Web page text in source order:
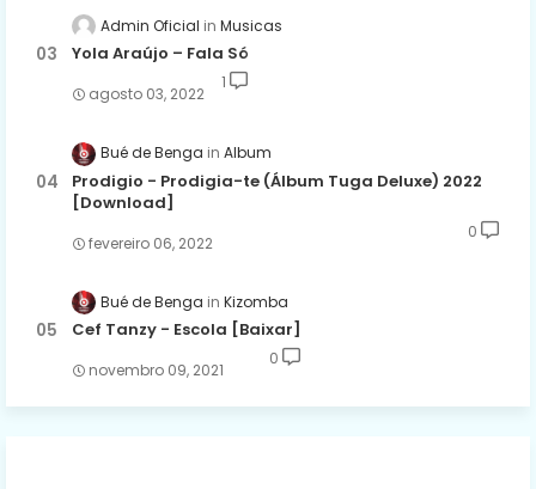
Admin Oficial Musicas
Yola Araújo – Fala Só
agosto 03, 2022
1
Bué de Benga Album
Prodigio - Prodigia-te (Álbum Tuga Deluxe) 2022
[Download]
fevereiro 06, 2022
0
Bué de Benga Kizomba
Cef Tanzy - Escola [Baixar]
novembro 09, 2021
0